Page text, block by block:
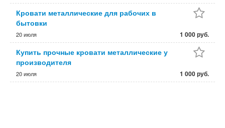
Кровати металлические для рабочих в
бытовки
20 июля 1 000 руб.
Купить прочные кровати металлические у
производителя
20 июля 1 000 руб.